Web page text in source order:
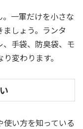
一軍だけを小さな
しょう。ランタ
、手袋、防臭袋、モ
変わります。
い方を知っている